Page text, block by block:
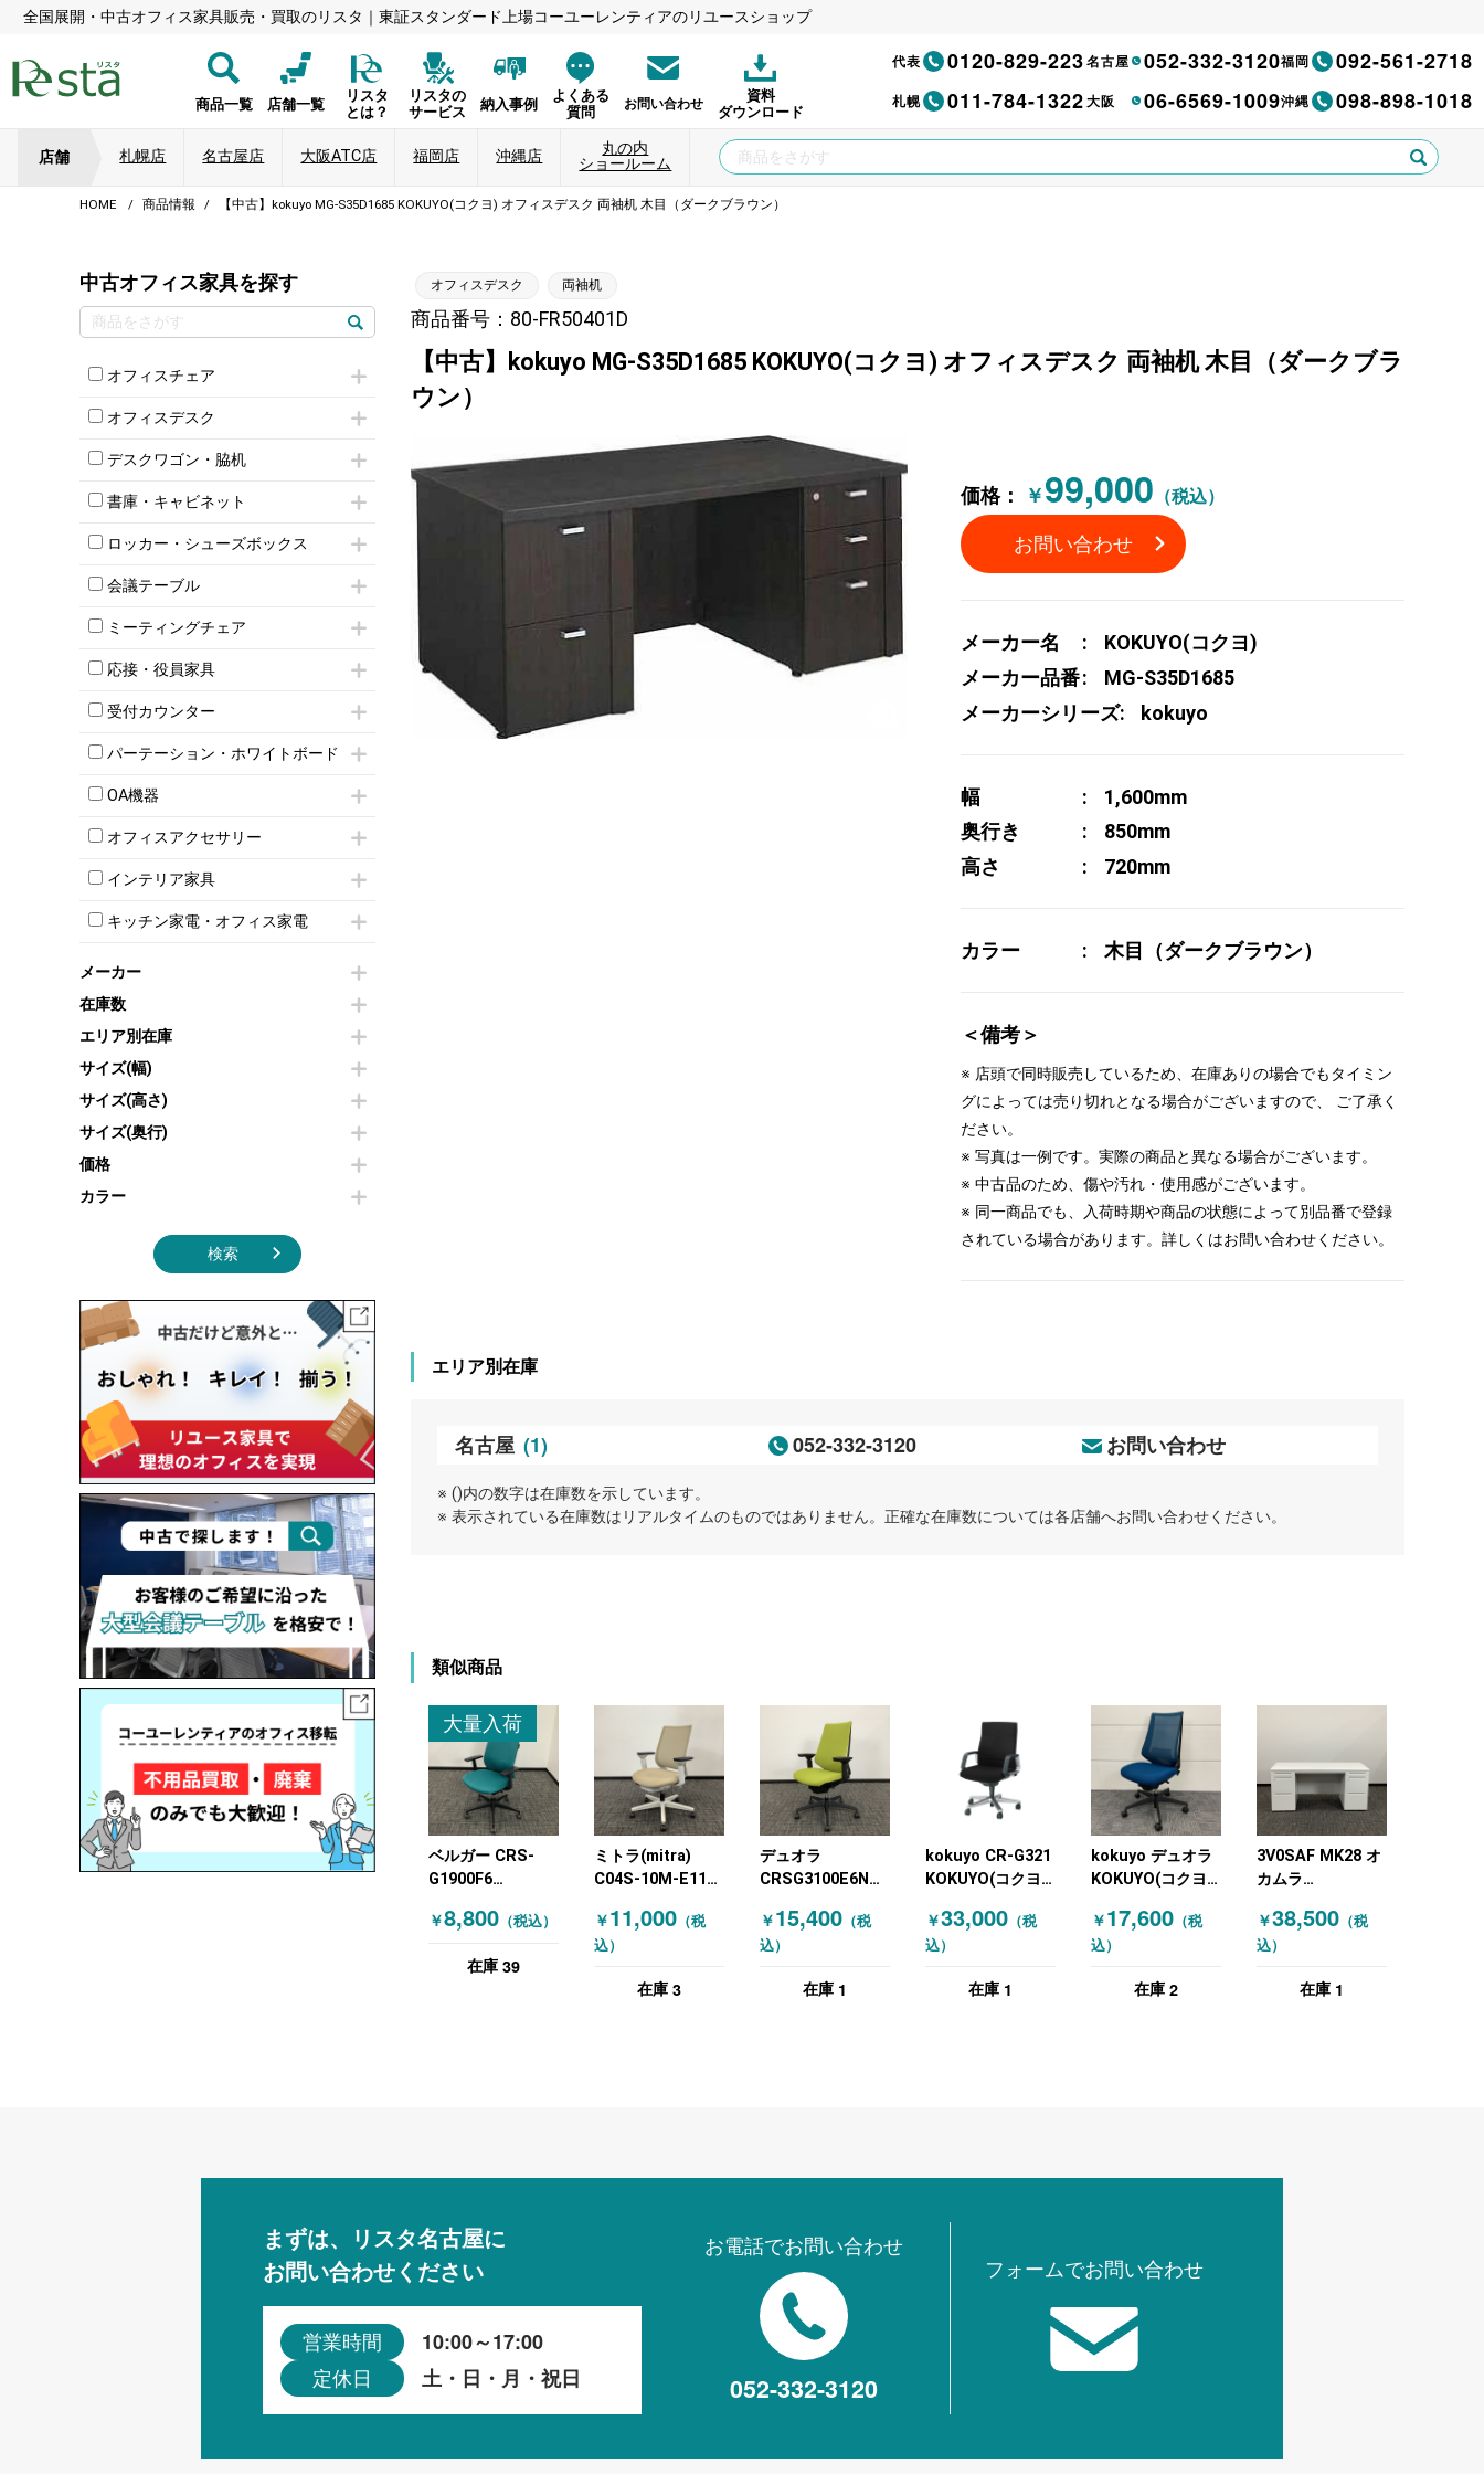
全国展開・中古オフィス家具販売・買取のリスタ｜東証スタンダード上場コーユーレンティアのリユースショップ
商品一覧 店舗一覧
リスタ
とは？
リスタの
サービス
納入事例
よくある
質問
お問い合わせ
資料
ダウンロード
代表 0120-829-223名古屋 052-332-3120福岡 092-561-2718
札幌 011-784-1322大阪 06-6569-1009沖縄 098-898-1018
店舗 札幌店 名古屋店 大阪ATC店 福岡店 沖縄店
丸の内
ショールーム
HOME 商品情報 【中古】kokuyo MG-S35D1685 KOKUYO(コクヨ) オフィスデスク 両袖机 木目（ダークブラウン）
中古オフィス家具を探す
オフィスチェア
肘付きチェア
肘無しチェア
役員チェア
オフィスチェアその他
オフィスデスク
片袖机
フリーアドレスデスク（ベンチデスク）
昇降デスク
両袖机
デスクワゴン・脇机
インワゴン2段
インワゴン3段
脇机
書庫・キャビネット
ハイキャビネット
ローキャビネット
両開きキャビネット
上下連結キャビネット
軽量ラック（スチールラック）
収納家具その他
オープン書庫
両開書庫
引き違い書庫
ロッカー・シューズボックス
1人用ロッカー
2人用ロッカー
3人用ロッカー
5人用ロッカー
8人用ロッカー
多人数ロッカー
シリンダー錠ロッカー
ダイヤル錠ロッカー
ボタン錠ロッカー
シューズロッカー・下駄箱
ロッカーその他
会議テーブル
ミーティングテーブル
スタッキングテーブル
ネスティングテーブル
カウンターテーブル
T字脚テーブル
会議テーブルW1200～
会議テーブルW1800～
折りたたみ会議テーブル
ハイテーブル
ミーティングチェア
キャスター付きミーティングチェア
スタッキングミーティングチェア
テーブル付きミーティングチェア
折りたたみミーティングチェア
ハイチェア
ミーティングチェアその他
応接・役員家具
応接セット
応接ソファ
応接チェア
応接・役員家具その他
受付カウンター
ハイカウンター
ローカウンター
ラウンジカウンター
パーテーション・ホワイトボード
パーテーション
自立タイプパーテーション
パーテーションその他
壁掛けホワイトボード
ホワイトボードその他
OA機器
iPad
電話機（ビジネスフォン）
シュレッダー
スクリーン
プリンター・コピー機
オフィスアクセサリー
チェア用台車
演台・講演台・演説台
防音パネル
コートハンガー・ポールハンガー
傘立て
食器棚・キッチンキャビネット
オフィスアクセサリーその他
インテリア家具
モールドチェア
ダイニングチェア
カウンターテーブル
センターテーブル・サイドテーブル
カフェテーブル
ソファ
シェルフ
ダストボックス（ゴミ箱）
インテリア家具その他
キッチン家電・オフィス家電
冷蔵庫・洗濯機
空気清浄機・加湿器
電子レンジ
液晶テレビ・モニター類
エアコン
照明機器
季節家電
その他キッチン家電・オフィス家電
メーカー
在庫数
エリア別在庫
サイズ(幅)
サイズ(高さ)
サイズ(奥行)
価格
カラー
検索
オフィスデスク 両袖机
商品番号：80-FR50401D
【中古】kokuyo MG-S35D1685 KOKUYO(コクヨ) オフィスデスク 両袖机 木目（ダークブラ
ウン）
価格： ￥99,000 （税込）
お問い合わせ
メーカー名
KOKUYO(コクヨ)
メーカー品番
MG-S35D1685
メーカーシリーズ
kokuyo
幅
1,600mm
奥行き
850mm
高さ
720mm
カラー 木目（ダークブラウン）
＜備考＞
※ 店頭で同時販売しているため、在庫ありの場合でもタイミン
グによっては売り切れとなる場合がございますので、 ご了承く
ださい。
※ 写真は一例です。実際の商品と異なる場合がございます。
※ 中古品のため、傷や汚れ・使用感がございます。
※ 同一商品でも、入荷時期や商品の状態によって別品番で登録
されている場合があります。詳しくはお問い合わせください。
エリア別在庫
名古屋 (1) 052-332-3120 お問い合わせ
※ ()内の数字は在庫数を示しています。
※ 表示されている在庫数はリアルタイムのものではありません。正確な在庫数については各店舗へお問い合わせください。
類似商品
大量入荷
ベルガー CRS-
G1900F6
肘付きチェア 肘有
￥8,800 （税込）
在庫 39
ミトラ(mitra)
C04S-10M-E11
オフィスチェア 肘
付きチェア ベージ
￥11,000（税
込）
在庫 3
デュオラ
CRSG3100E6N
オフィスチェア 肘
付きチェア グリー
￥15,400（税
込）
在庫 1
kokuyo CR-G321
KOKUYO(コクヨ)
付きチェア ブラッ
ク
￥33,000（税
込）
在庫 1
kokuyo デュオラ
KOKUYO(コクヨ)
無しチェア ネイビ
ー
￥17,600（税
込）
在庫 2
3V0SAF MK28 オ
カムラ
机 W1600 ホワイ
ト
￥38,500（税
込）
在庫 1
まずは、リスタ名古屋に
お問い合わせください
営業時間 10:00～17:00
定休日 土・日・月・祝日
お電話でお問い合わせ
052-332-3120
フォームでお問い合わせ